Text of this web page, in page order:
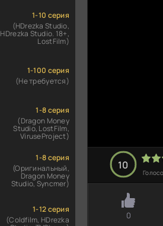
1-10 серия
(HDrezka Studio,
HDrezka Studio. 18+,
LostFilm)
1-100 серия
(Не требуется)
1-8 серия
(Dragon Money
Studio, LostFilm,
ViruseProject)
1-8 серия
(Оригинальный,
Dragon Money
Studio, Syncmer)
1-12 серия
(Coldfilm, HDrezka
10
0